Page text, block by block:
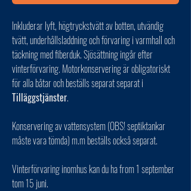
Inkluderar lyft, högtryckstvätt av botten, utvändig
tvätt, underhållsladdning och förvaring i varmhall och
täckning med fiberduk. Sjösättning ingår efter
vinterförvaring. Motorkonservering är obligatoriskt
för alla båtar och beställs separat separat i
Tilläggstjänster.
Konservering av vattensystem (OBS! septiktankar
måste vara tömda) m.m beställs också separat.
Vinterförvaring inomhus kan du ha from 1 september
tom 15 juni.